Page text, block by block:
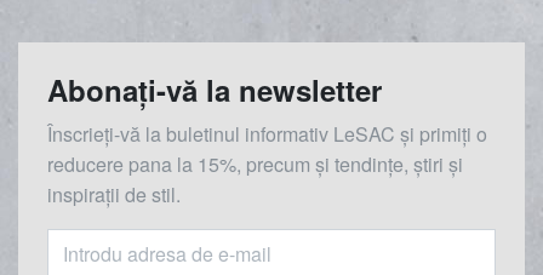
Abonați-vă la newsletter
Înscrieți-vă la buletinul informativ LeSAC și primiți o
reducere pana la 15%, precum și tendințe, știri și
inspirații de stil.